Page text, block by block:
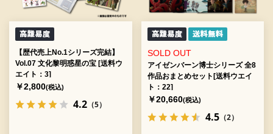
【歴代売上No.1シリーズ完結】
Vol.07 文化黎明惑星の宝 [送料ウ
エイト：3]
￥2,800(税込)
4.2 （5）
SOLD OUT
アイゼンバーン博士シリーズ 全8
作品おまとめセット[送料ウエイ
ト：22]
￥20,660(税込)
4.5（2）